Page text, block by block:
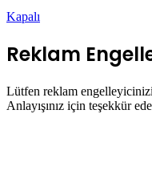
Kapalı
Reklam
Lütfen reklam
Anlayışınız için teşekkür